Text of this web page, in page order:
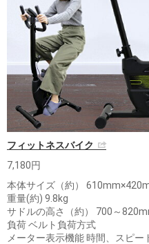
フィットネスバイク
7,180円
本体サイズ（約）
重量(約) 9.8kg
サドルの高さ（約） 700～
負荷 ベルト負荷方式
メーター表示機能 時間、スピ